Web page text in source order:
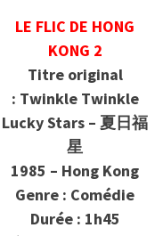
LE FLIC DE HONG
KONG 2
Titre original
: Twinkle Twinkle
Lucky Stars – 夏日福
星
1985 – Hong Kong
Genre : Comédie
Durée : 1h45